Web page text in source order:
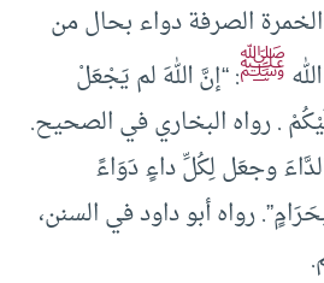
الخمرة الصرفة دواء بحال من
ﷺ: “إنَّ اللهَ لم يَجْعَلْ
. رواه البخاري في الصحيح.
وجعَل لِكُلِّ داءٍ دَوَاءً
رواه أبو داود في السنن،